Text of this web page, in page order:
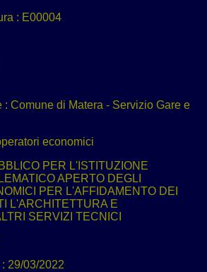
: E00004
: Comune di Matera - Servizio Gare e
economici
PER L'ISTITUZIONE
APERTO DEGLI
PER L'AFFIDAMENTO DEI
L'ARCHITETTURA E
SERVIZI TECNICI
29/03/2022